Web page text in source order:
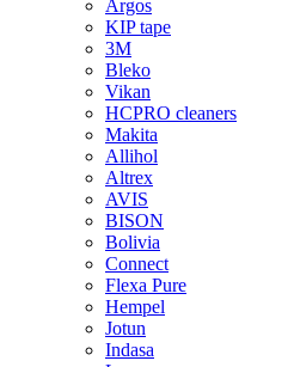
Argos
KIP tape
3M
Bleko
Vikan
HCPRO cleaners
Makita
Allihol
Altrex
AVIS
BISON
Bolivia
Connect
Flexa Pure
Hempel
Jotun
Indasa